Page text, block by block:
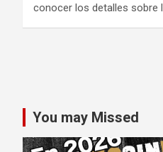
conocer los detalles sobre
entradas
You may Missed